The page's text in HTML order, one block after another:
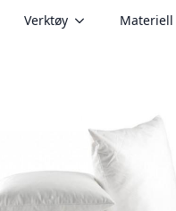
Verktøy Materiell